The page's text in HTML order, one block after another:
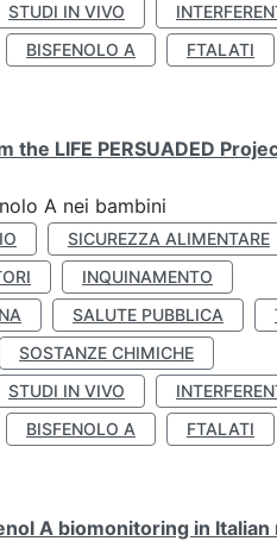
STUDI IN VIVO
BISFENOLO A
FTALATI
LIFE PERSUADED
A nei bambini
SICUREZZA ALIMENTARE
INQUINAMENTO
SALUTE PUBBLICA
SOSTANZE CHIMICHE
STUDI IN VIVO
BISFENOLO A
FTALATI
A biomonitoring in